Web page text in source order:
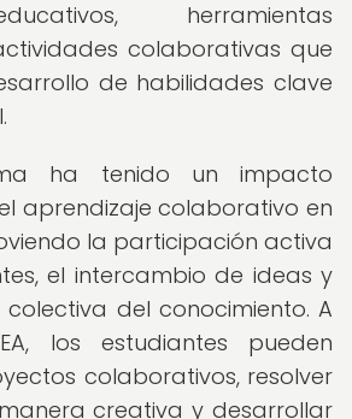
herramientas
colaborativas que
de habilidades clave
ha tenido un impacto
aprendizaje colaborativo en
la participación activa
el intercambio de ideas y
del conocimiento. A
los estudiantes pueden
colaborativos, resolver
creativa y desarrollar